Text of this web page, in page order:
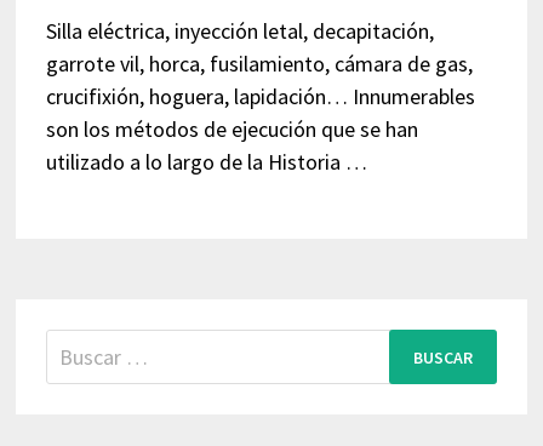
Silla eléctrica, inyección letal, decapitación,
garrote vil, horca, fusilamiento, cámara de gas,
crucifixión, hoguera, lapidación… Innumerables
son los métodos de ejecución que se han
utilizado a lo largo de la Historia …
Buscar: